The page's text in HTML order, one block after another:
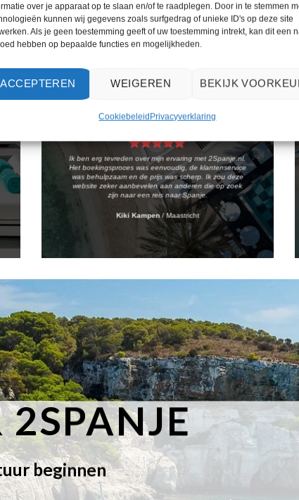
over je apparaat op te slaan en/of te raadplegen. Door in te stemmen
kunnen wij gegevens zoals surfgedrag of unieke ID's op deze site
Als je geen toestemming geeft of uw toestemming intrekt, kan dit een
hebben op bepaalde functies en mogelijkheden.
ACCEPTEREN WEIGEREN BEKIJK
CookiebeleidPrivacyverklaring
Ik ben erg tevreden over mijn ervaring met 2Spanje.nl.
Het boekingsproces was eenvoudig, de klantenservice
was behulpzaam en de prijs was scherp. Ik zou deze
website zeker aanbevelen aan anderen die op zoek
zijn naar een reis naar Spanje.
Kiki Kampen /Maastricht
2SPANJE
beginnen